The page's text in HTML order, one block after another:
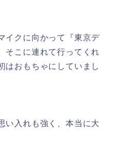
イクに向かって『東京デ
そこに連れて行ってくれ
はおもちゃにしていまし
い入れも強く、本当に大